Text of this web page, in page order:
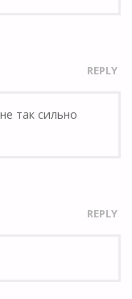
REPLY
так сильно
REPLY